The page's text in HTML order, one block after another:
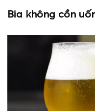
Bia không cồn